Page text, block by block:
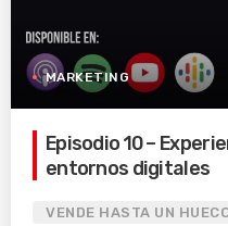
MARKETING
Episodio 10 –
entornos digitales
VENDE HASTA UN